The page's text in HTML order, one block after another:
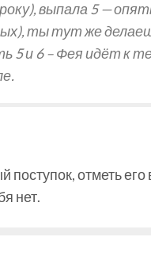
выпала 5 —
ты тут же
5 и 6 – Фея идёт к
отметь
нет.